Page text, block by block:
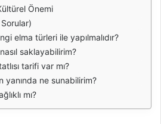
Önemi
elma türleri ile yapılmalıdır?
nasıl saklayabilirim?
tarifi var mı?
yanında ne sunabilirim?
mı?